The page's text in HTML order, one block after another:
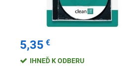
5,35 €
IHNEĎ K ODBERU